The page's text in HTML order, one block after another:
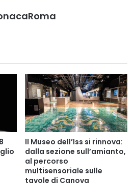
Il Museo dell’Iss si rinnova:
dalla sezione sull’amianto,
al percorso
multisensoriale sulle
tavole di Canova